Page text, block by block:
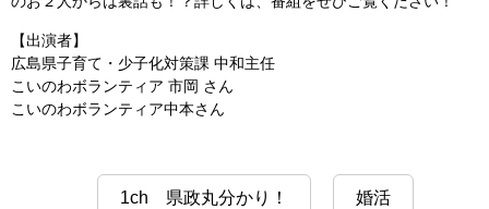
【出演者】
広島県子育て・少子化対策課 中和主任
こいのわボランティア 市岡 さん
こいのわボランティア中本さん
1ch 県政丸分かり！ 婚活